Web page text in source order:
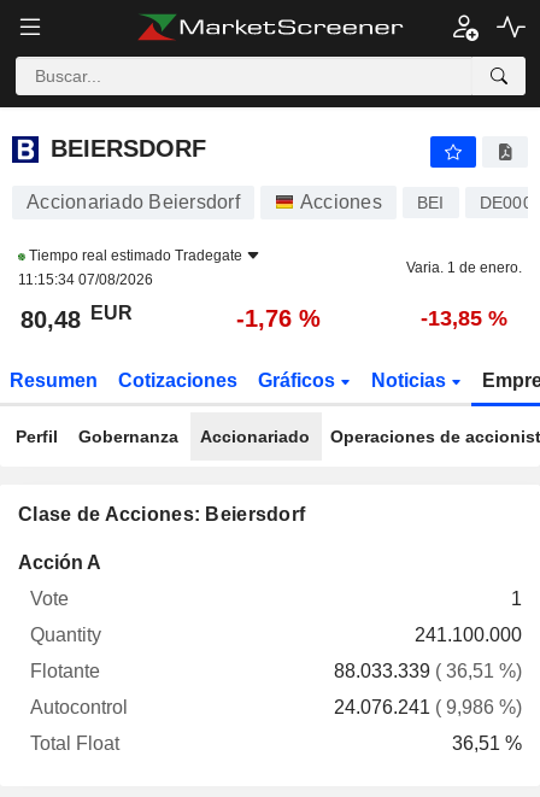
BEIERSDORF
BEIERSDORF
Accionariado Beiersdorf Acciones BEI
Tiempo real estimado Tradegate
11:15:34 07/08/2026
Varia. 1 de enero.
80,48 EUR -1,76 % -13,85 %
Resumen Cotizaciones Gráficos Noticias
Perfil Gobernanza Accionariado Operaciones de
Clase de Acciones: Beiersdorf
Acción A
1
241.100.000
88.033.339 ( 36,51 %)
24.076.241 ( 9,986 %)
36,51 %